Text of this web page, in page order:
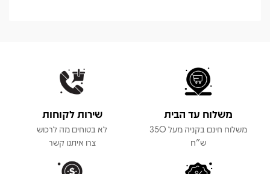
משלוח עד הבית
משלוח חינם בקניה מעל 350
ש"ח
שירות לקוחות
לא בטוחים מה לרכוש
צרו איתנו קשר